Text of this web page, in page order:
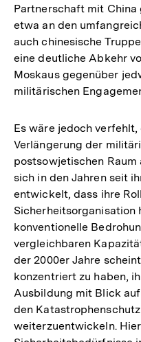
Partnerschaft mit
etwa an den
auch chinesische
eine deutliche Abkehr
Moskaus gegenüber
militärischen
Es wäre jedoch
Verlängerung der
postsowjetischen Raum
sich in den Jahren seit
entwickelt, dass ihre
Sicherheitsorganisation
konventionelle
vergleichbaren
der 2000er Jahre
konzentriert zu haben,
Ausbildung mit Blick
den
weiterzuentwickeln.